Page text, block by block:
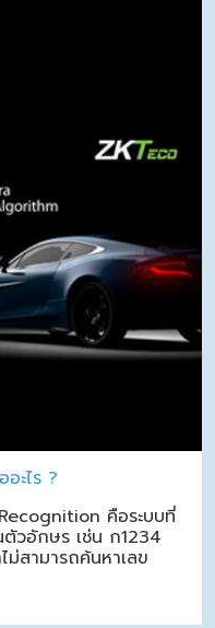
ะไร ?
คือระบบที่
ตัวอักษร เช่น ก1234
ม่สามารถค้นหาเลข